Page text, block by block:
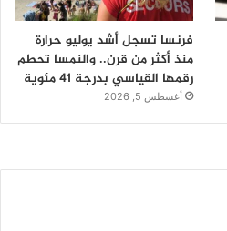
فرنسا تسجل أشد يوليو حرارة
منذ أكثر من قرن.. والنمسا تحطم
رقمها القياسي بدرجة 41 مئوية
أغسطس 5, 2026